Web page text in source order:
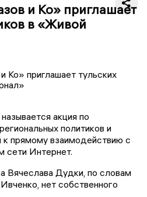
и Ко» приглашает
в «Живой
акция по
политиков и
прямому взаимодействию с
сети Интернет.
Вячеслава Дудки, по словам
нет собственного